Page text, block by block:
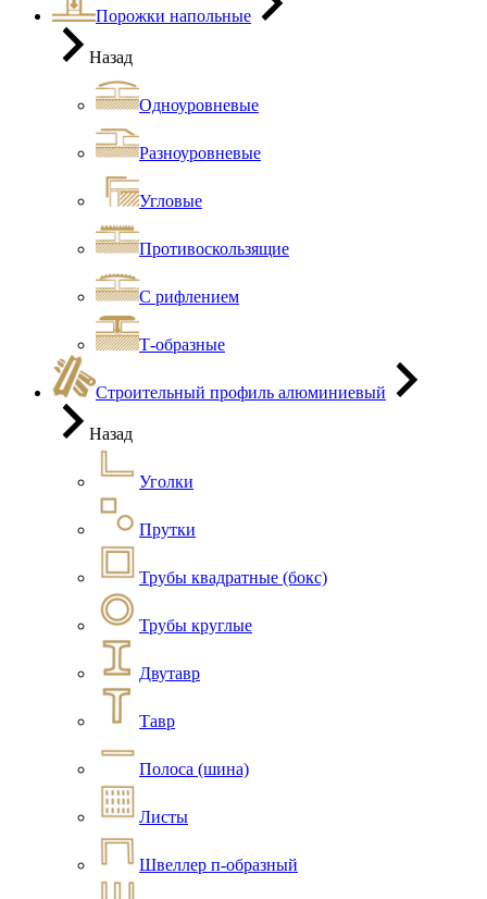
Порожки напольные
Назад
Одноуровневые
Разноуровневые
Угловые
Противоскользящие
С рифлением
Т-образные
Строительный профиль алюминиевый
Назад
Уголки
Прутки
Трубы квадратные (бокс)
Трубы круглые
Двутавр
Тавр
Полоса (шина)
Листы
Швеллер п-образный